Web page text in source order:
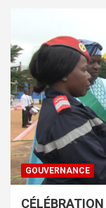
GOUVERNANCE